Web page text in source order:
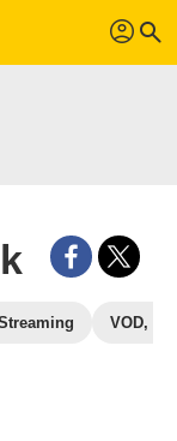
profil search
VOD,